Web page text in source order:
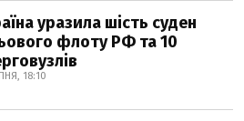
уразила шість суден
флоту РФ та 10
18:10